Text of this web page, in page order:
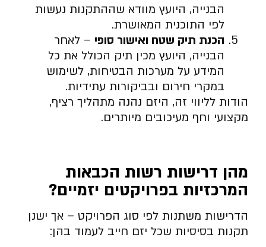
הבנייה, היועץ מוודא שההתקנות נעשות
לפי התוכנית המאושרת.
הכנת תיק שטח ואישור סופי – לאחר
הבנייה, היועץ מכין תיק הכולל את כל
המידע על מערכות הבטיחות, לשימוש
במקרי חירום ובביקורות עתידיות.
הודות לליווי זה, היזם נהנה מתהליך רציף,
מקצועי וחף מעיכובים מיותרים.
מהן דרישות רשות הכבאות
המרכזיות בפרויקטים יזמיים?
הדרישות משתנות לפי סוג הפרויקט – אך ישנן
תקנות בסיסיות שכל יזם חייב לעמוד בהן: